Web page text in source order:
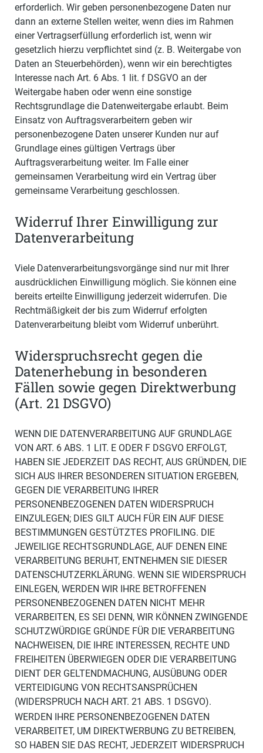
erforderlich. Wir geben personenbezogene Daten nur
dann an externe Stellen weiter, wenn dies im Rahmen
einer Vertragserfüllung erforderlich ist, wenn wir
gesetzlich hierzu verpflichtet sind (z. B. Weitergabe von
Daten an Steuerbehörden), wenn wir ein berechtigtes
Interesse nach Art. 6 Abs. 1 lit. f DSGVO an der
Weitergabe haben oder wenn eine sonstige
Rechtsgrundlage die Datenweitergabe erlaubt. Beim
Einsatz von Auftragsverarbeitern geben wir
personenbezogene Daten unserer Kunden nur auf
Grundlage eines gültigen Vertrags über
Auftragsverarbeitung weiter. Im Falle einer
gemeinsamen Verarbeitung wird ein Vertrag über
gemeinsame Verarbeitung geschlossen.
Widerruf Ihrer Einwilligung zur
Datenverarbeitung
Viele Datenverarbeitungsvorgänge sind nur mit Ihrer
ausdrücklichen Einwilligung möglich. Sie können eine
bereits erteilte Einwilligung jederzeit widerrufen. Die
Rechtmäßigkeit der bis zum Widerruf erfolgten
Datenverarbeitung bleibt vom Widerruf unberührt.
Widerspruchsrecht gegen die
Datenerhebung in besonderen
Fällen sowie gegen Direktwerbung
(Art. 21 DSGVO)
WENN DIE DATENVERARBEITUNG AUF GRUNDLAGE
VON ART. 6 ABS. 1 LIT. E ODER F DSGVO ERFOLGT,
HABEN SIE JEDERZEIT DAS RECHT, AUS GRÜNDEN, DIE
SICH AUS IHRER BESONDEREN SITUATION ERGEBEN,
GEGEN DIE VERARBEITUNG IHRER
PERSONENBEZOGENEN DATEN WIDERSPRUCH
EINZULEGEN; DIES GILT AUCH FÜR EIN AUF DIESE
BESTIMMUNGEN GESTÜTZTES PROFILING. DIE
JEWEILIGE RECHTSGRUNDLAGE, AUF DENEN EINE
VERARBEITUNG BERUHT, ENTNEHMEN SIE DIESER
DATENSCHUTZERKLÄRUNG. WENN SIE WIDERSPRUCH
EINLEGEN, WERDEN WIR IHRE BETROFFENEN
PERSONENBEZOGENEN DATEN NICHT MEHR
VERARBEITEN, ES SEI DENN, WIR KÖNNEN ZWINGENDE
SCHUTZWÜRDIGE GRÜNDE FÜR DIE VERARBEITUNG
NACHWEISEN, DIE IHRE INTERESSEN, RECHTE UND
FREIHEITEN ÜBERWIEGEN ODER DIE VERARBEITUNG
DIENT DER GELTENDMACHUNG, AUSÜBUNG ODER
VERTEIDIGUNG VON RECHTSANSPRÜCHEN
(WIDERSPRUCH NACH ART. 21 ABS. 1 DSGVO).
WERDEN IHRE PERSONENBEZOGENEN DATEN
VERARBEITET, UM DIREKTWERBUNG ZU BETREIBEN,
SO HABEN SIE DAS RECHT, JEDERZEIT WIDERSPRUCH